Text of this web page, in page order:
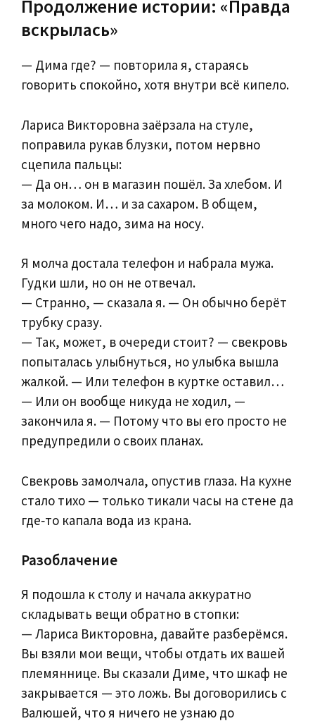
Продолжение истории: «Правда
вскрылась»
— Дима где? — повторила я, стараясь
говорить спокойно, хотя внутри всё кипело.
Лариса Викторовна заёрзала на стуле,
поправила рукав блузки, потом нервно
сцепила пальцы:
— Да он… он в магазин пошёл. За хлебом. И
за молоком. И… и за сахаром. В общем,
много чего надо, зима на носу.
Я молча достала телефон и набрала мужа.
Гудки шли, но он не отвечал.
— Странно, — сказала я. — Он обычно берёт
трубку сразу.
— Так, может, в очереди стоит? — свекровь
попыталась улыбнуться, но улыбка вышла
жалкой. — Или телефон в куртке оставил…
— Или он вообще никуда не ходил, —
закончила я. — Потому что вы его просто не
предупредили о своих планах.
Свекровь замолчала, опустив глаза. На кухне
стало тихо — только тикали часы на стене да
где‑то капала вода из крана.
Разоблачение
Я подошла к столу и начала аккуратно
складывать вещи обратно в стопки:
— Лариса Викторовна, давайте разберёмся.
Вы взяли мои вещи, чтобы отдать их вашей
племяннице. Вы сказали Диме, что шкаф не
закрывается — это ложь. Вы договорились с
Валюшей, что я ничего не узнаю до